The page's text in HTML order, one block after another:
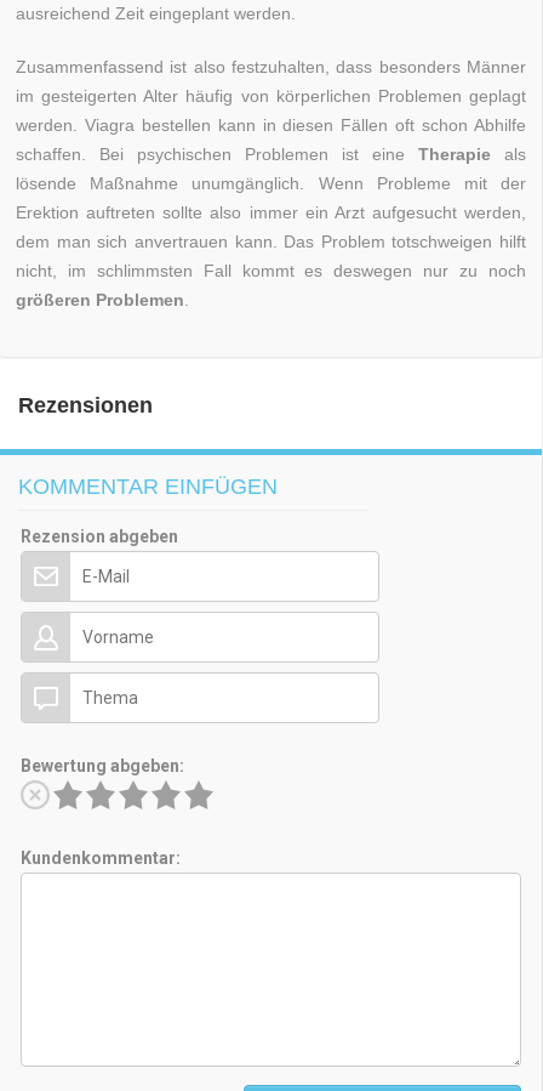
ausreichend Zeit eingeplant werden.
Zusammenfassend ist also festzuhalten, dass besonders Männer
im gesteigerten Alter häufig von körperlichen Problemen geplagt
werden. Viagra bestellen kann in diesen Fällen oft schon Abhilfe
schaffen. Bei psychischen Problemen ist eine Therapie als
lösende Maßnahme unumgänglich. Wenn Probleme mit der
Erektion auftreten sollte also immer ein Arzt aufgesucht werden,
dem man sich anvertrauen kann. Das Problem totschweigen hilft
nicht, im schlimmsten Fall kommt es deswegen nur zu noch
größeren Problemen
Rezensionen
KOMMENTAR EINFÜGEN
Rezension abgeben
Bewertung abgeben:
Kundenkommentar: